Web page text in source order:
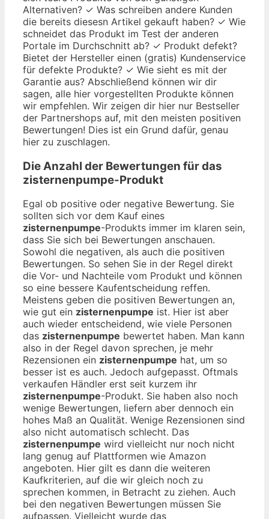
Alternativen? ✓ Was schreiben andere Kunden
die bereits diesesn Artikel gekauft haben? ✓ Wie
schneidet das Produkt im Test der anderen
Portale im Durchschnitt ab? ✓ Produkt defekt?
Bietet der Hersteller einen (gratis) Kundenservice
für defekte Produkte? ✓ Wie sieht es mit der
Garantie aus? Abschließend können wir dir
sagen, alle hier vorgestellten Produkte können
wir empfehlen. Wir zeigen dir hier nur Bestseller
der Partnershops auf, mit den meisten positiven
Bewertungen! Dies ist ein Grund dafür, genau
hier zu zuschlagen.
Die Anzahl der Bewertungen für das
zisternenpumpe-Produkt
Egal ob positive oder negative Bewertung. Sie
sollten sich vor dem Kauf eines
zisternenpumpe-Produkts immer im klaren sein,
dass Sie sich bei Bewertungen anschauen.
Sowohl die negativen, als auch die positiven
Bewertungen. So sehen Sie in der Regel direkt
die Vor- und Nachteile vom Produkt und können
so eine bessere Kaufentscheidung reffen.
Meistens geben die positiven Bewertungen an,
wie gut ein zisternenpumpe ist. Hier ist aber
auch wieder entscheidend, wie viele Personen
das zisternenpumpe bewertet haben. Man kann
also in der Regel davon sprechen, je mehr
Rezensionen ein zisternenpumpe hat, um so
besser ist es auch. Jedoch aufgepasst. Oftmals
verkaufen Händler erst seit kurzem ihr
zisternenpumpe-Produkt. Sie haben also noch
wenige Bewertungen, liefern aber dennoch ein
hohes Maß an Qualität. Wenige Rezensionen sind
also nicht automatisch schlecht. Das
zisternenpumpe wird vielleicht nur noch nicht
lang genug auf Plattformen wie Amazon
angeboten. Hier gilt es dann die weiteren
Kaufkriterien, auf die wir gleich noch zu
sprechen kommen, in Betracht zu ziehen. Auch
bei den negativen Bewertungen müssen Sie
aufpassen. Vielleicht wurde das